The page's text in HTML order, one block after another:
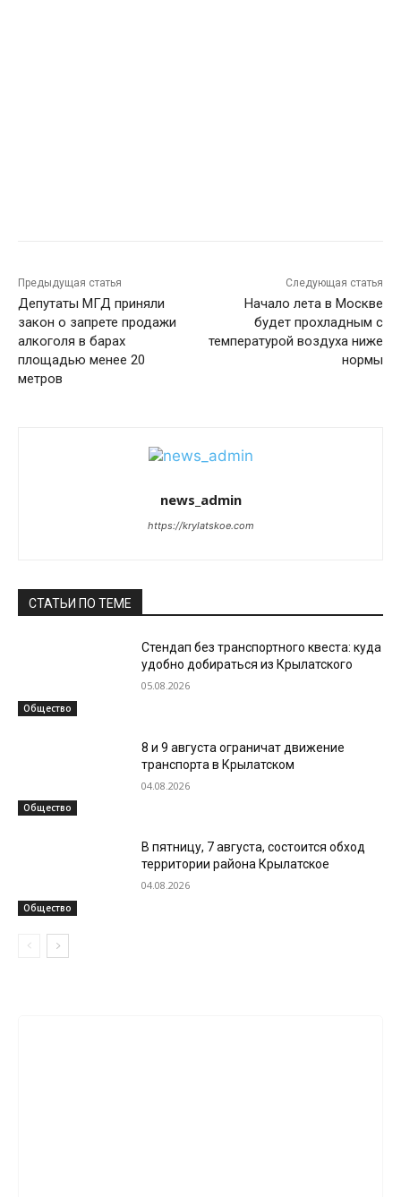
Предыдущая статья
Депутаты МГД приняли
закон о запрете продажи
алкоголя в барах
площадью менее 20
метров
Следующая статья
Начало лета в Москве
будет прохладным с
температурой воздуха ниже
нормы
news_admin
https://krylatskoe.com
СТАТЬИ ПО ТЕМЕ
Общество
Стендап без транспортного квеста: куда
удобно добираться из Крылатского
05.08.2026
Общество
8 и 9 августа ограничат движение
транспорта в Крылатском
04.08.2026
Общество
В пятницу, 7 августа, состоится обход
территории района Крылатское
04.08.2026